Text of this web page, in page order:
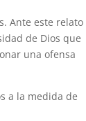
Ante este relato
de Dios que
una ofensa
a la medida de